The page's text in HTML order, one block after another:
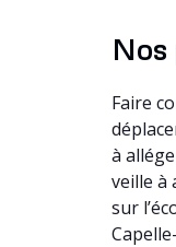
Nos
Faire
à
veille à
sur